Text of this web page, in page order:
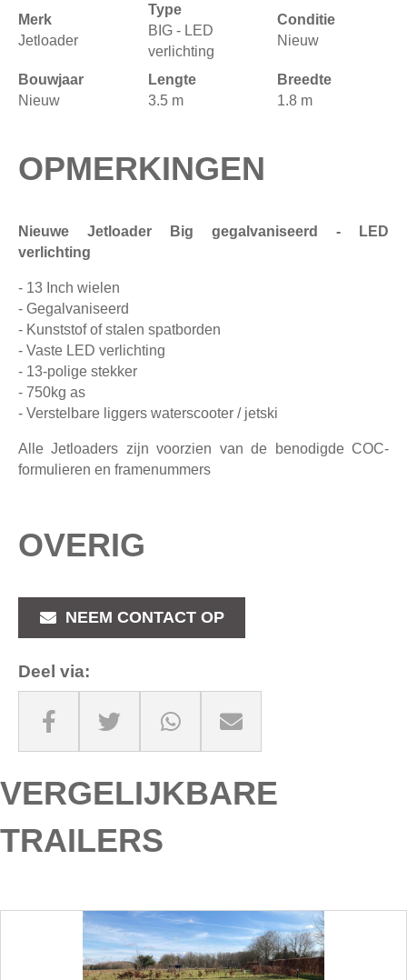
Merk
Jetloader
Type
BIG - LED
verlichting
Conditie
Nieuw
Bouwjaar
Nieuw
Lengte
3.5 m
Breedte
1.8 m
OPMERKINGEN
Nieuwe Jetloader Big gegalvaniseerd - LED
verlichting
- 13 Inch wielen
- Gegalvaniseerd
- Kunststof of stalen spatborden
- Vaste LED verlichting
- 13-polige stekker
- 750kg as
- Verstelbare liggers waterscooter / jetski
Alle Jetloaders zijn voorzien van de benodigde COC-
formulieren en framenummers
OVERIG
NEEM CONTACT OP
Deel via:
VERGELIJKBARE
TRAILERS